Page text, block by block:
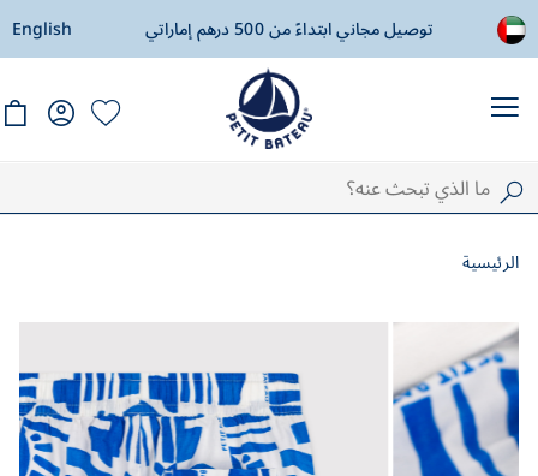
توصيل مجاني ابتداءً من 500 درهم إماراتي English
الرئيسية